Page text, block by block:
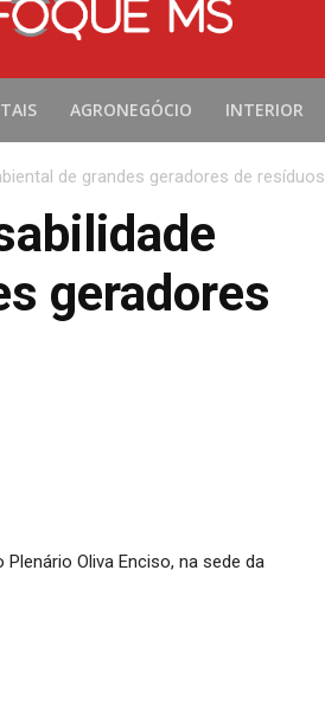
AGRONEGÓCIO INTERIOR
de grandes geradores de resíduos
geradores
Oliva Enciso, na sede da